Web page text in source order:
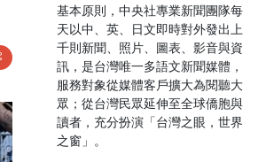
基本原則，中央社專業新聞團隊每
天以中、英、日文即時對外發出上
千則新聞、照片、圖表、影音與資
訊，是台灣唯一多語文新聞媒體，
服務對象從媒體客戶擴大為閱聽大
眾；從台灣民眾延伸至全球僑胞與
讀者，充分扮演「台灣之眼，世界
之窗」。